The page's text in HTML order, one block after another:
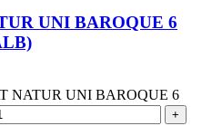
UNI BAROQUE 6
NATUR UNI BAROQUE 6
+